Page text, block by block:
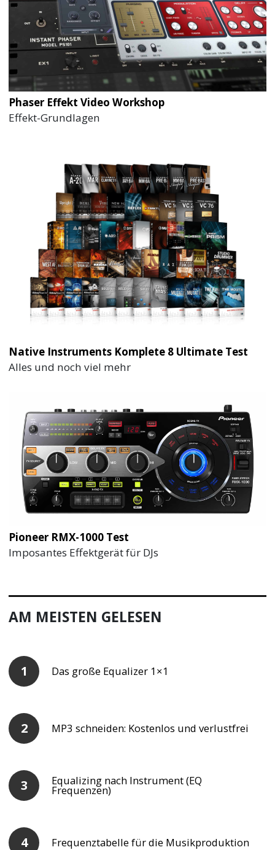
Phaser Effekt Video Workshop
Effekt-Grundlagen
Native Instruments Komplete 8 Ultimate Test
Alles und noch viel mehr
Pioneer RMX-1000 Test
Imposantes Effektgerät für DJs
AM MEISTEN GELESEN
Das große Equalizer 1×1
MP3 schneiden: Kostenlos und verlustfrei
Equalizing nach Instrument (EQ
Frequenzen)
Frequenztabelle für die Musikproduktion